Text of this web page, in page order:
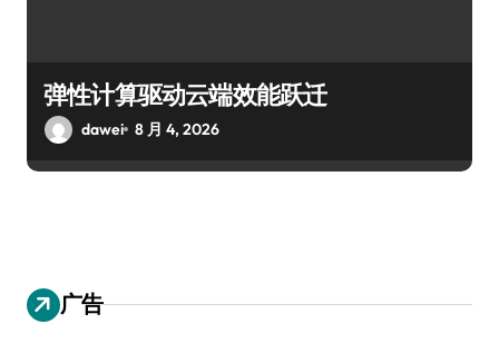
弹性计算驱动云端效能跃迁
dawei 8 月 4, 2026
广告